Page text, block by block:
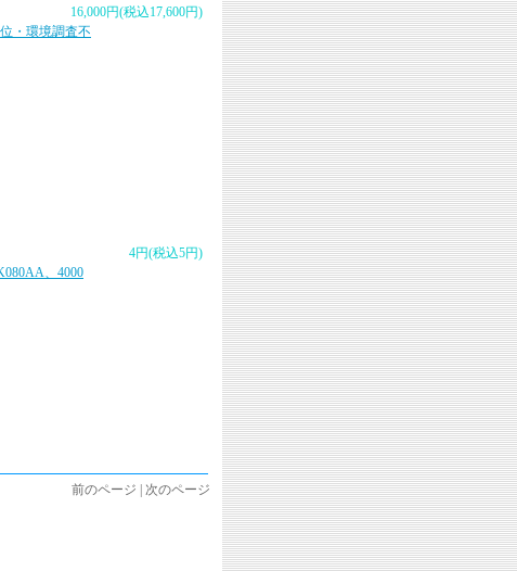
16,000円(税込17,600円)
・環境調査不
4円(税込5円)
、4000
前のページ | 次のページ